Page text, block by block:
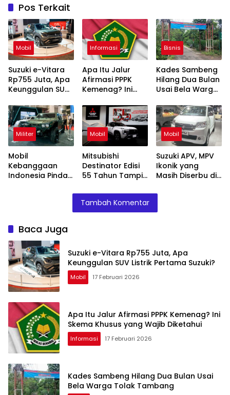
Pos Terkait
Mobil
Suzuki e-Vitara
Rp755 Juta, Apa
Keunggulan SUV
Suzuki?
Informasi
Apa Itu Jalur
Afirmasi PPPK
Kemenag? Ini
yang Wajib
Diketahui
Bisnis
Kades Sambeng
Hilang Dua Bulan
Usai Bela Warga
Militer
Mobil
Kebanggaan
Indonesia Pindad
Mobil
Mitsubishi
Destinator Edisi
55 Tahun Tampil
Varian Paling
Tinggi
Mobil
Suzuki APV, MPV
Ikonik yang
Masih Diserbu di
Tambah Komentar
Baca Juga
Suzuki e-Vitara Rp755 Juta, Apa
Keunggulan SUV Listrik Pertama Suzuki?
Mobil 17 Februari 2026
Apa Itu Jalur Afirmasi PPPK Kemenag? Ini
Skema Khusus yang Wajib Diketahui
Informasi 17 Februari 2026
Kades Sambeng Hilang Dua Bulan Usai
Bela Warga Tolak Tambang